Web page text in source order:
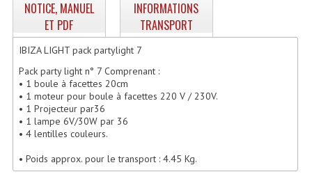
Enceintes Hifi
Enceintes Monitoring
Filtres Actifs, Correcteurs
Haut-Parleurs Moteurs Tweeters Filtres
Haut Parleurs Sono
Filtres Passifs
NOTICE, MANUEL
ET PDF
INFORMATIONS
TRANSPORT
IBIZA LIGHT pack partylight 7
Pack party light n° 7 Comprenant :
• 1 boule à facettes 20cm
• 1 moteur pour boule à facettes 220 V / 230V.
• 1 Projecteur par36
• 1 lampe 6V/30W par 36
• 4 lentilles couleurs.
• Poids approx. pour le transport : 4.45 Kg.